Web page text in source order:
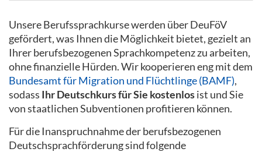
Unsere Berufssprachkurse werden über DeuFöV
gefördert, was Ihnen die Möglichkeit bietet, gezielt an
Ihrer berufsbezogenen Sprachkompetenz zu arbeiten,
ohne finanzielle Hürden. Wir kooperieren eng mit dem
Bundesamt für Migration und Flüchtlinge (BAMF),
sodass Ihr Deutschkurs für Sie kostenlosist und Sie
von staatlichen Subventionen profitieren können.
Für die Inanspruchnahme der berufsbezogenen
Deutschsprachförderung sind folgende